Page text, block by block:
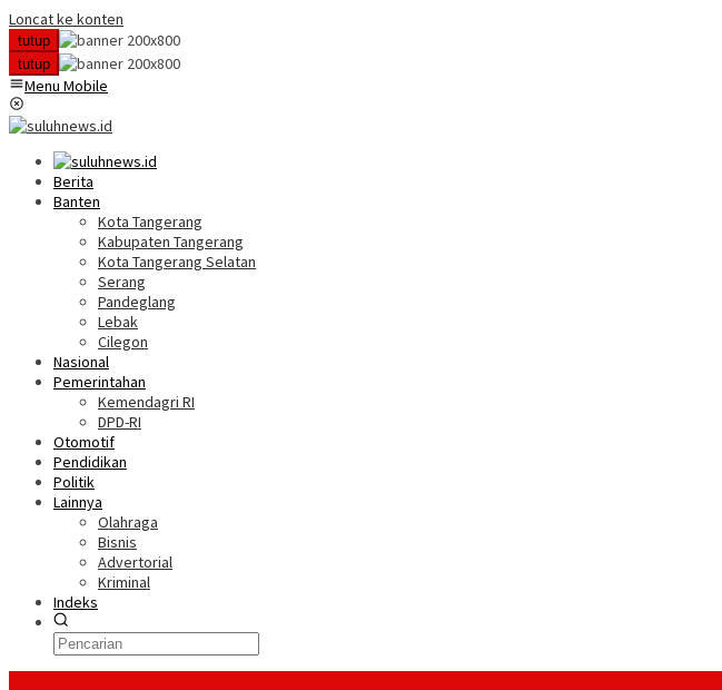
Loncat ke konten
tutup
tutup
Menu Mobile
Berita
Banten
Kota Tangerang
Kabupaten Tangerang
Kota Tangerang Selatan
Serang
Pandeglang
Lebak
Cilegon
Nasional
Pemerintahan
Kemendagri RI
DPD-RI
Otomotif
Pendidikan
Politik
Lainnya
Olahraga
Bisnis
Advertorial
Kriminal
Indeks